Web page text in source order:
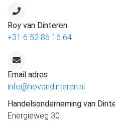
Roy van Dinteren
+31 6 52 86 16 64
Email adres
info@hovandinteren.nl
Handelsonderneming van
Energieweg 30